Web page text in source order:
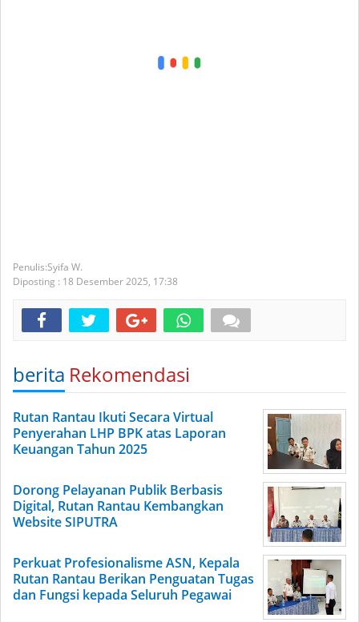
Syifa W.
Diposting : 18 Desember 2025, 17:38
berita Rekomendasi
Rutan Rantau Ikuti Secara Virtual
Penyerahan LHP BPK atas Laporan
Keuangan Tahun 2025
Dorong Pelayanan Publik Berbasis
Digital, Rutan Rantau Kembangkan
Website SIPUTRA
Perkuat Profesionalisme ASN, Kepala
Rutan Rantau Berikan Penguatan Tugas
dan Fungsi kepada Seluruh Pegawai